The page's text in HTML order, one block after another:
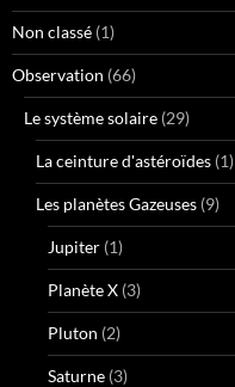
Non classé (1)
Observation (66)
Le système solaire (29)
La ceinture d'astéroïdes (1)
Les planètes Gazeuses (9)
Jupiter (1)
Planète X (3)
Pluton (2)
Saturne (3)